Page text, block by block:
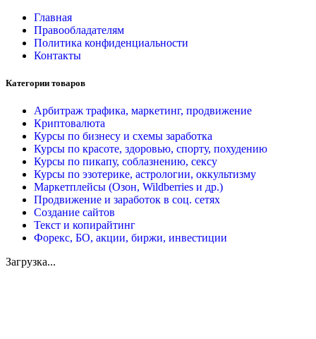
Главная
Правообладателям
Политика конфиденциальности
Контакты
Категории товаров
Арбитраж трафика, маркетинг, продвижение
Криптовалюта
Курсы по бизнесу и схемы заработка
Курсы по красоте, здоровью, спорту, похудению
Курсы по пикапу, соблазнению, сексу
Курсы по эзотерике, астрологии, оккультизму
Маркетплейсы (Озон, Wildberries и др.)
Продвижение и заработок в соц. сетях
Создание сайтов
Текст и копирайтинг
Форекс, БО, акции, биржи, инвестиции
Загрузка...